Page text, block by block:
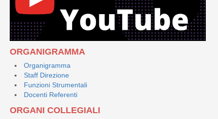
ORGANIGRAMMA
Organigramma
Staff Direzione
Funzioni Strumentali
Docenti Referenti
ORGANI COLLEGIALI